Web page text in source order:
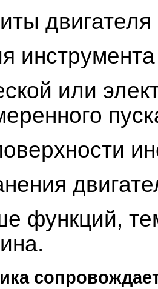
двигателя
или
функций,